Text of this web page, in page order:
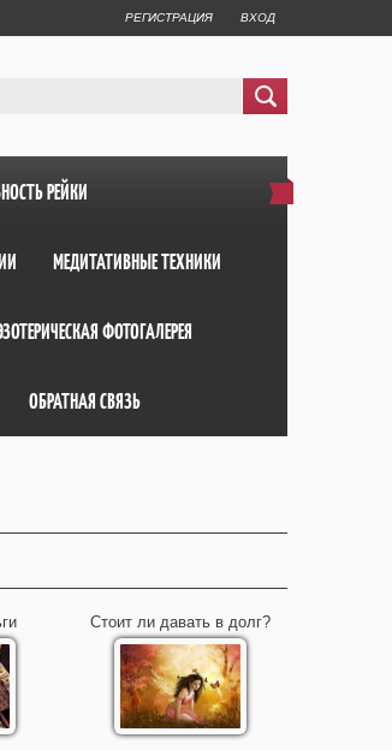
РЕГИСТРАЦИЯ ВХОД
РЕЙКИ
МЕДИТАТИВНЫЕ ТЕХНИКИ
ФОТОГАЛЕРЕЯ
ОБРАТНАЯ СВЯЗЬ
Стоит ли давать в долг?